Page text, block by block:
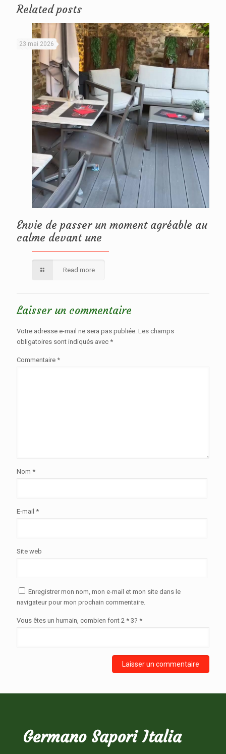
Related posts
23 mai 2026
Envie de passer un moment agréable au
calme devant une
Read more
Laisser un commentaire
Votre adresse e-mail ne sera pas publiée. Les champs
obligatoires sont indiqués avec *
Commentaire *
Nom *
E-mail *
Site web
Enregistrer mon nom, mon e-mail et mon site dans le
navigateur pour mon prochain commentaire.
Vous êtes un humain, combien font 2 * 3? *
Germano Sapori Italia